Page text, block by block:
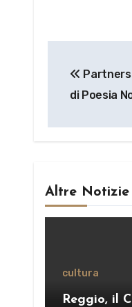
articoli
di Poesia
Altre Notizie
cultura
Reggio, il